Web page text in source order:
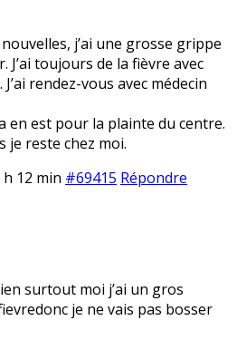
j’ai une grosse grippe
J’ai toujours de la fièvre avec
rendez-vous avec médecin
en est pour la plainte du centre.
je reste chez moi.
12 min #69415 Répondre
surtout moi j’ai un gros
je ne vais pas bosser